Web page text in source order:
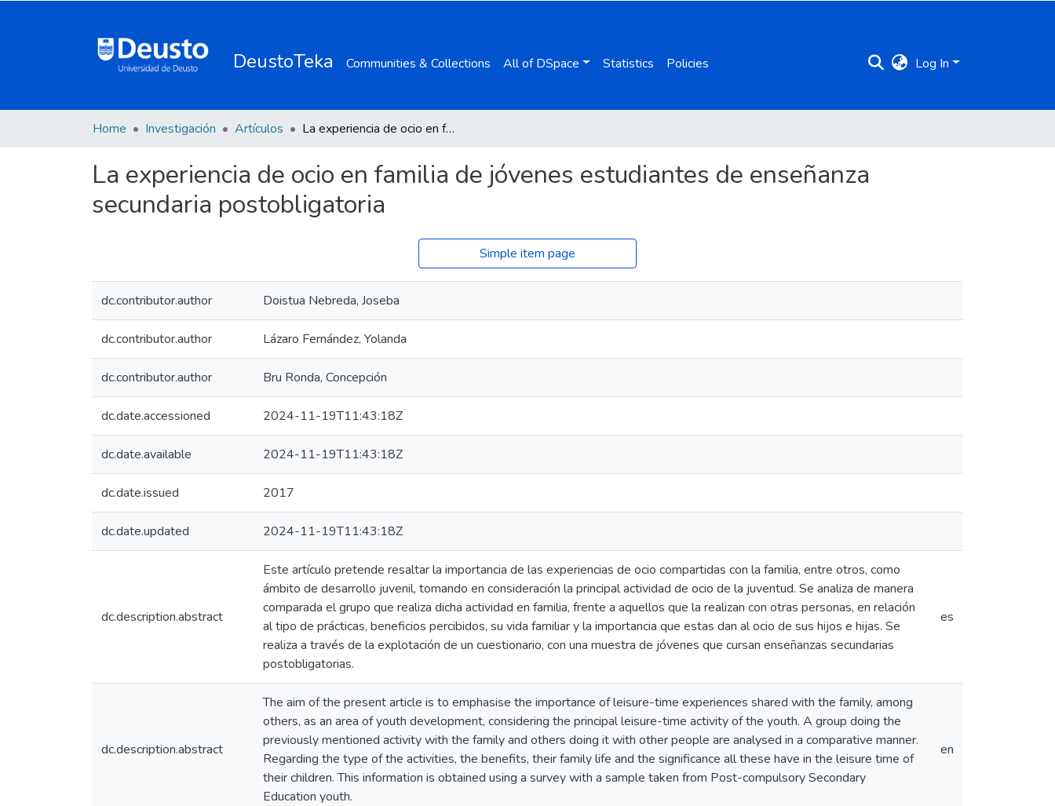
DeustoTeka Communities & Collections All of DSpace Statistics Policies Log In
Home Investigación Artículos La experiencia de ocio en familia de jóvenes estudiantes de enseñanza secundaria postobligatoria
La experiencia de ocio en familia de jóvenes estudiantes de enseñanza
secundaria postobligatoria
Simple item page
dc.contributor.author Doistua Nebreda, Joseba
dc.contributor.author Lázaro Fernández, Yolanda
dc.contributor.author Bru Ronda, Concepción
dc.date.accessioned 2024-11-19T11:43:18Z
dc.date.available 2024-11-19T11:43:18Z
dc.date.issued 2017
dc.date.updated 2024-11-19T11:43:18Z
dc.description.abstract
Este artículo pretende resaltar la importancia de las experiencias de ocio compartidas con la familia, entre otros, como
ámbito de desarrollo juvenil, tomando en consideración la principal actividad de ocio de la juventud. Se analiza de manera
comparada el grupo que realiza dicha actividad en familia, frente a aquellos que la realizan con otras personas, en relación
al tipo de prácticas, beneficios percibidos, su vida familiar y la importancia que estas dan al ocio de sus hijos e hijas. Se
realiza a través de la explotación de un cuestionario, con una muestra de jóvenes que cursan enseñanzas secundarias
postobligatorias.
es
dc.description.abstract
The aim of the present article is to emphasise the importance of leisure-time experiences shared with the family, among
others, as an area of youth development, considering the principal leisure-time activity of the youth. A group doing the
previously mentioned activity with the family and others doing it with other people are analysed in a comparative manner.
Regarding the type of the activities, the benefits, their family life and the significance all these have in the leisure time of
their children. This information is obtained using a survey with a sample taken from Post-compulsory Secondary
Education youth.
en